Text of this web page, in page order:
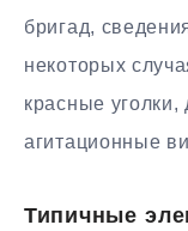
бригад,
некоторых
красные уголки,
агитационные
Типичные